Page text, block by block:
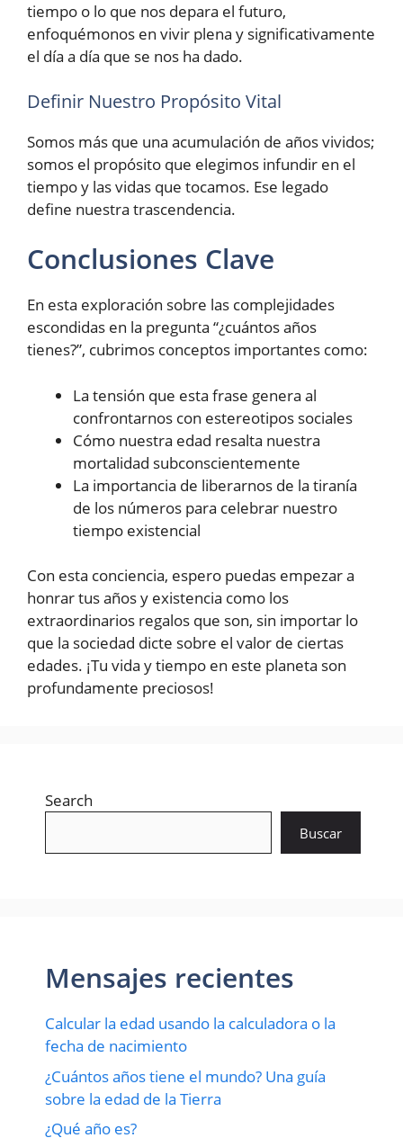
tiempo o lo que nos depara el futuro,
enfoquémonos en vivir plena y significativamente
el día a día que se nos ha dado.
Definir Nuestro Propósito Vital
Somos más que una acumulación de años vividos;
somos el propósito que elegimos infundir en el
tiempo y las vidas que tocamos. Ese legado
define nuestra trascendencia.
Conclusiones Clave
En esta exploración sobre las complejidades
escondidas en la pregunta “¿cuántos años
tienes?”, cubrimos conceptos importantes como:
La tensión que esta frase genera al
confrontarnos con estereotipos sociales
Cómo nuestra edad resalta nuestra
mortalidad subconscientemente
La importancia de liberarnos de la tiranía
de los números para celebrar nuestro
tiempo existencial
Con esta conciencia, espero puedas empezar a
honrar tus años y existencia como los
extraordinarios regalos que son, sin importar lo
que la sociedad dicte sobre el valor de ciertas
edades. ¡Tu vida y tiempo en este planeta son
profundamente preciosos!
Search
Buscar
Mensajes recientes
Calcular la edad usando la calculadora o la
fecha de nacimiento
¿Cuántos años tiene el mundo? Una guía
sobre la edad de la Tierra
¿Qué año es?